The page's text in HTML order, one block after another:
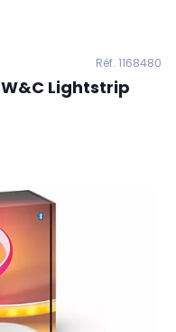
Réf. 1168480
W&C Lightstrip